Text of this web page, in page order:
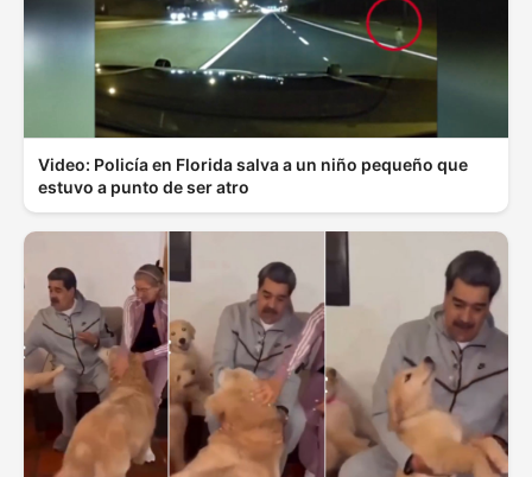
Video: Policía en Florida salva a un niño pequeño que
estuvo a punto de ser atro